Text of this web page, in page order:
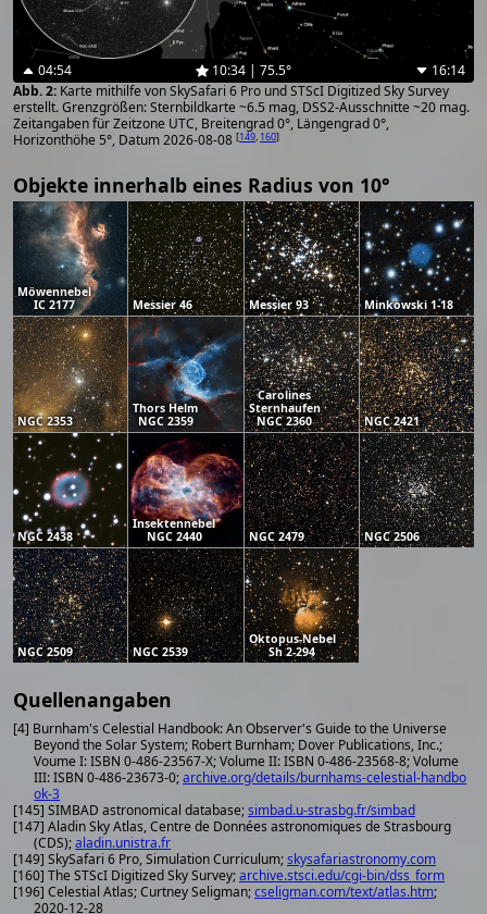
04:54 10:34 | 75.5°
16:14
Karte mithilfe von SkySafari 6 Pro und STScI Digitized Sky Survey
erstellt. Grenzgrößen: Sternbildkarte ~6.5 mag, DSS2-Ausschnitte ~20 mag.
Zeitangaben für Zeitzone UTC, Breitengrad 0°, Längengrad 0°,
Horizonthöhe 5°, Datum 2026-08-08 [149, 160]
Objekte innerhalb eines Radius von 10°
Möwennebel
IC 2177
Messier 46 Messier 93 Minkowski 1-18
NGC 2353
Thors Helm
NGC 2359
Carolines
Sternhaufen
NGC 2360
NGC 2421
NGC 2438
Insektennebel
NGC 2440
NGC 2479 NGC 2506
NGC 2509 NGC 2539
Oktopus-Nebel
Sh 2-294
Quellenangaben
[4] Burnham's Celestial Handbook: An Observer's Guide to the Universe
Beyond the Solar System; Robert Burnham; Dover Publications, Inc.;
Voume I: ISBN 0-486-23567-X; Volume II: ISBN 0-486-23568-8; Volume
III: ISBN 0-486-23673-0;archive.org/details/burnhams-celestial-handbo
ok-3
[145] SIMBAD astronomical database;simbad.u-strasbg.fr/simbad
[147] Aladin Sky Atlas, Centre de Données astronomiques de Strasbourg
(CDS);aladin.unistra.fr
[149] SkySafari 6 Pro, Simulation Curriculum;skysafariastronomy.com
[160] The STScI Digitized Sky Survey;archive.stsci.edu/cgi-bin/dss_form
[196] Celestial Atlas; Curtney Seligman;cseligman.com/text/atlas.htm;
2020-12-28